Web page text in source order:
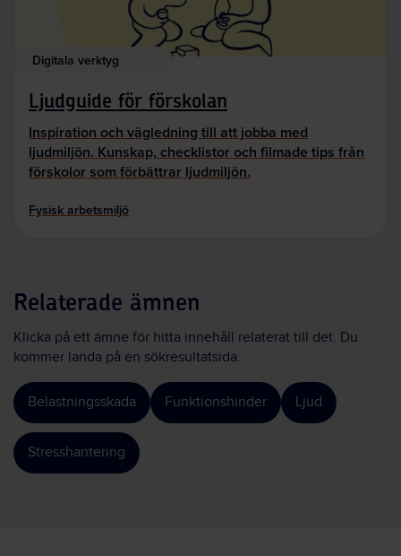
Digitala verktyg
Ljudguide för förskolan
Inspiration och vägledning till att jobba med
ljudmiljön. Kunskap, checklistor och filmade tips från
förskolor som förbättrar ljudmiljön.
Fysisk arbetsmiljö
Relaterade ämnen
Klicka på ett ämne för hitta innehåll relaterat till det. Du
kommer landa på en sökresultatsida.
Belastningsskada Funktionshinder Ljud
Stresshantering